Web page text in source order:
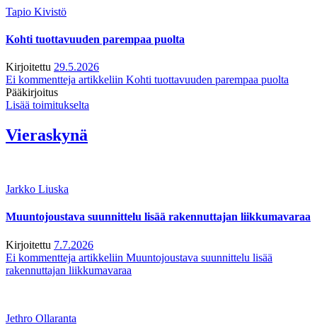
Tapio Kivistö
Kohti tuottavuuden parempaa puolta
Kirjoitettu 29.5.2026
Ei kommentteja artikkeliin Kohti tuottavuuden parempaa puolta
Pääkirjoitus
Lisää toimitukselta
Vieraskynä
Jarkko Liuska
Muuntojoustava suunnittelu lisää rakennuttajan liikkumavaraa
Kirjoitettu 7.7.2026
Ei kommentteja artikkeliin Muuntojoustava suunnittelu lisää
rakennuttajan liikkumavaraa
Jethro Ollaranta